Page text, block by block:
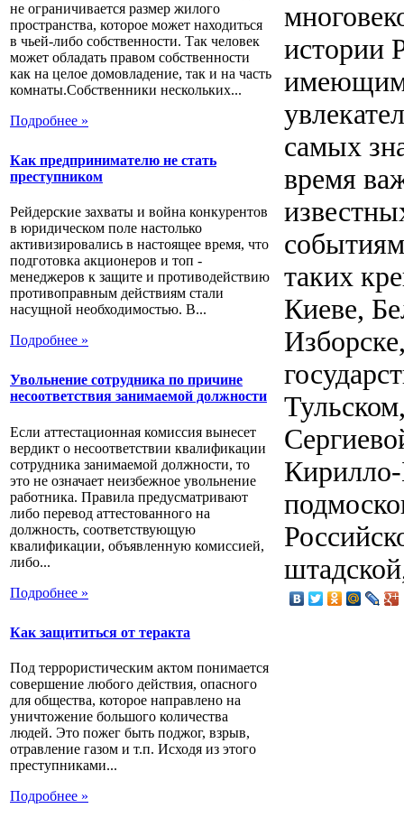
не ограничивается размер жилого
пространства, которое может находиться
в чьей-либо собственности. Так человек
может обладать правом собственности
как на целое домовладение, так и на часть
комнаты.Собственники нескольких...
Подробнее »
Как предпринимателю не стать
преступником
Рейдерские захваты и война конкурентов
в юридическом поле настолько
активизировались в настоящее время, что
подготовка акционеров и топ -
менеджеров к защите и противодействию
противоправным действиям стали
насущной необходимостью. В...
Подробнее »
Увольнение сотрудника по причине
несоответствия занимаемой должности
Если аттестационная комиссия вынесет
вердикт о несоответствии квалификации
сотрудника занимаемой должности, то
это не означает неизбежное увольнение
работника. Правила предусматривают
либо перевод аттестованного на
должность, соответствующую
квалификации, объявленную комиссией,
либо...
Подробнее »
Как защититься от теракта
Под террористическим актом понимается
совершение любого действия, опасного
для общества, которое направлено на
уничтожение большого количества
людей. Это пожег быть поджог, взрыв,
отравление газом и т.п. Исходя из этого
преступниками...
Подробнее »
истории
самых
время
таких
Киеве,
Кирилло-